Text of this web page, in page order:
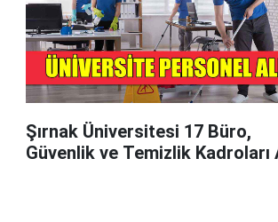
Şırnak Üniversitesi 17 Büro,
Güvenlik ve Temizlik Kadroları